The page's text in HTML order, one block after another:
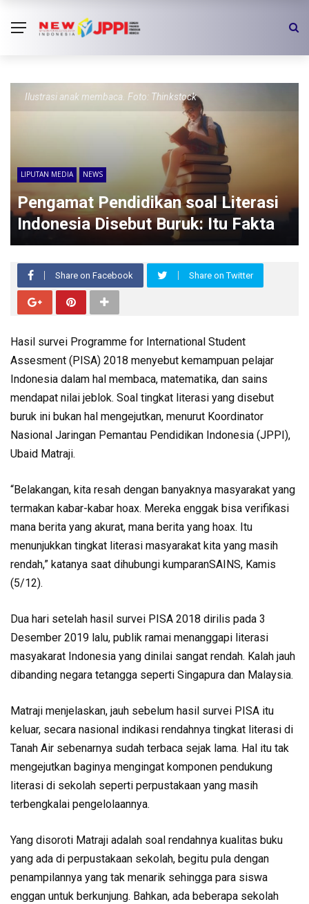
Ilustrasi anak membaca. Foto: Thinkstock
LIPUTAN MEDIA NEWS
Pengamat Pendidikan soal Literasi
Indonesia Disebut Buruk: Itu Fakta
Share on Facebook Share on Twitter
Hasil survei Programme for International Student
Assesment (PISA) 2018 menyebut kemampuan pelajar
Indonesia dalam hal membaca, matematika, dan sains
mendapat nilai jeblok. Soal tingkat literasi yang disebut
buruk ini bukan hal mengejutkan, menurut Koordinator
Nasional Jaringan Pemantau Pendidikan Indonesia (JPPI),
Ubaid Matraji.
“Belakangan, kita resah dengan banyaknya masyarakat yang
termakan kabar-kabar hoax. Mereka enggak bisa verifikasi
mana berita yang akurat, mana berita yang hoax. Itu
menunjukkan tingkat literasi masyarakat kita yang masih
rendah,” katanya saat dihubungi kumparanSAINS, Kamis
(5/12).
Dua hari setelah hasil survei PISA 2018 dirilis pada 3
Desember 2019 lalu, publik ramai menanggapi literasi
masyakarat Indonesia yang dinilai sangat rendah. Kalah jauh
dibanding negara tetangga seperti Singapura dan Malaysia.
Matraji menjelaskan, jauh sebelum hasil survei PISA itu
keluar, secara nasional indikasi rendahnya tingkat literasi di
Tanah Air sebenarnya sudah terbaca sejak lama. Hal itu tak
mengejutkan baginya mengingat komponen pendukung
literasi di sekolah seperti perpustakaan yang masih
terbengkalai pengelolaannya.
Yang disoroti Matraji adalah soal rendahnya kualitas buku
yang ada di perpustakaan sekolah, begitu pula dengan
penampilannya yang tak menarik sehingga para siswa
enggan untuk berkunjung. Bahkan, ada beberapa sekolah